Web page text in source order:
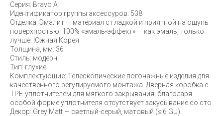
Серия: Bravo A
Идентификатор группы аксессуров: 538
Отделка: Эмалит — материал с гладкой и приятной на ощупь
поверхностью. 100% «эмаль-эффект» — как эмаль, только
лучше. Южная Корея.
Толщина, мм: 36
Стиль: модерн
Тип: глухие
Комплектующие: Телескопические погонажные изделия для
качественного регулируемого монтажа. Дверная коробка с
TPE-уплотнителем для мягкого закрывания, благодаря
особой форме уплотнителя отсутствует закусывание со сто
Декор: Grey Matt — светлый-серый, матовый (≤ 6 GU).